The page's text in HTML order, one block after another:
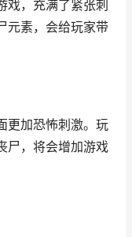
戏，充满了紧张刺
元素，会给玩家带
更加恐怖刺激。玩
尸，将会增加游戏